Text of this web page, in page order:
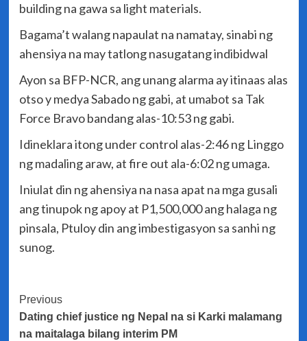
building na gawa sa light materials.
Bagama’t walang napaulat na namatay, sinabi ng
ahensiya na may tatlong nasugatang indibidwal
Ayon sa BFP-NCR, ang unang alarma ay itinaas alas
otso y medya Sabado ng gabi, at umabot sa Tak
Force Bravo bandang alas-10:53 ng gabi.
Idineklara itong under control alas-2:46 ng Linggo
ng madaling araw, at fire out ala-6:02 ng umaga.
Iniulat din ng ahensiya na nasa apat na mga gusali
ang tinupok ng apoy at P1,500,000 ang halaga ng
pinsala, Ptuloy din ang imbestigasyon sa sanhi ng
sunog.
Post
Navigation
Previous
Dating chief justice ng Nepal na si Karki malamang
na maitalaga bilang interim PM